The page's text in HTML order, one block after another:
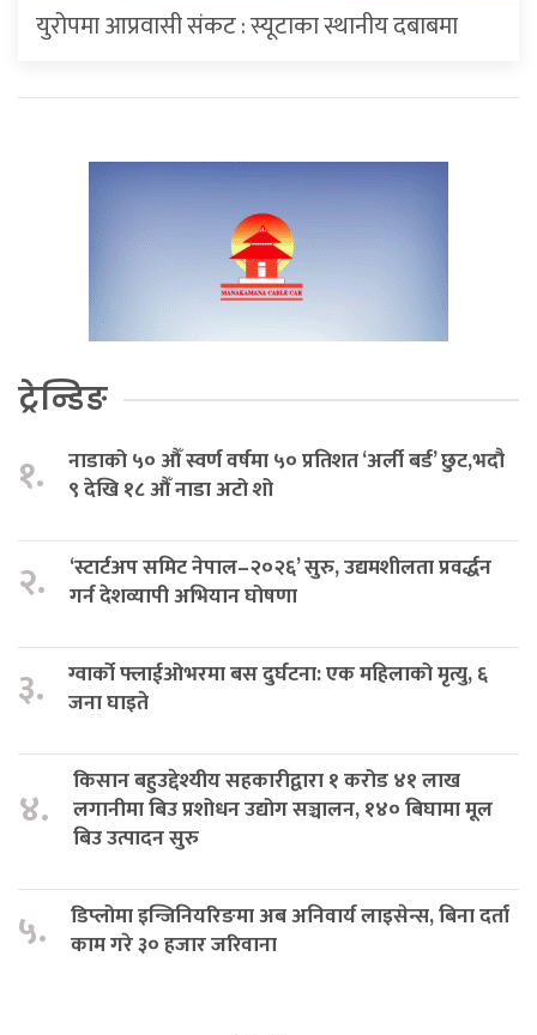
युरोपमा आप्रवासी संकट : स्यूटाका स्थानीय दबाबमा
ट्रेन्डिङ
१.
नाडाको ५० औँ स्वर्ण वर्षमा ५० प्रतिशत ‘अर्ली बर्ड’ छुट,भदौ
९ देखि १८ औँ नाडा अटो शो
२.
‘स्टार्टअप समिट नेपाल–२०२६’ सुरु, उद्यमशीलता प्रवर्द्धन
गर्न देशव्यापी अभियान घोषणा
३.
ग्वार्को फ्लाईओभरमा बस दुर्घटना: एक महिलाको मृत्यु, ६
जना घाइते
४.
किसान बहुउद्देश्यीय सहकारीद्वारा १ करोड ४१ लाख
लगानीमा बिउ प्रशोधन उद्योग सञ्चालन, १४० बिघामा मूल
बिउ उत्पादन सुरु
५.
डिप्लोमा इन्जिनियरिङमा अब अनिवार्य लाइसेन्स, बिना दर्ता
काम गरे ३० हजार जरिवाना